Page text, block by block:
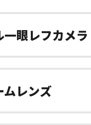
一眼レフカメ
ムレンズ